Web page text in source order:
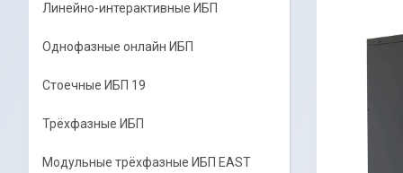
Линейно-интерактивные ИБП
Однофазные онлайн ИБП
Стоечные ИБП 19
Трёхфазные ИБП
Модульные трёхфазные ИБП EAST